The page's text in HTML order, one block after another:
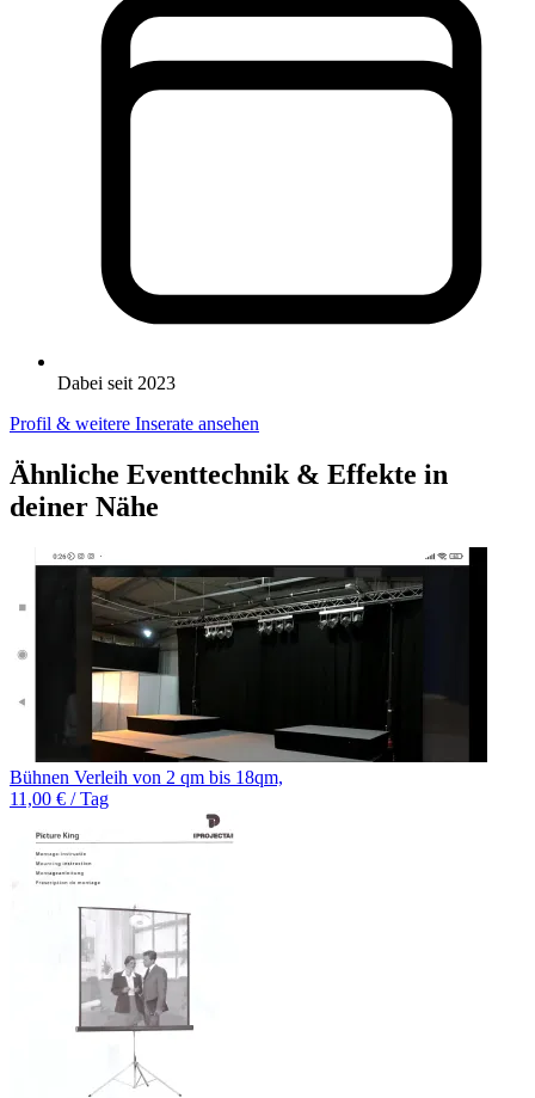
Dabei seit 2023
Profil & weitere Inserate ansehen
Ähnliche Eventtechnik & Effekte in
deiner Nähe
Bühnen Verleih von 2 qm bis 18qm,
11,00 € / Tag